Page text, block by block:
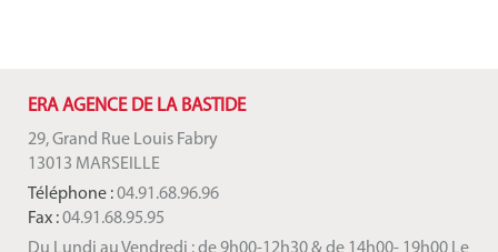
ERA AGENCE DE LA BASTIDE
29, Grand Rue Louis Fabry
13013 MARSEILLE
Téléphone :04.91.68.96.96
Fax :04.91.68.95.95